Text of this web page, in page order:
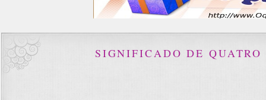
SIGNIFICADO DE QUATRO